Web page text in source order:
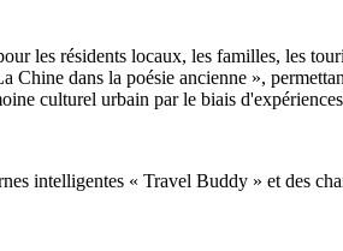
les résidents locaux, les familles, les
Chine dans la poésie ancienne »,
culturel urbain par le biais
intelligentes « Travel Buddy » et des